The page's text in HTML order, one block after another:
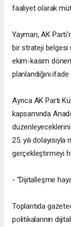
faaliyet olarak
Yayman, AK
bir strateji belgesi
ekim-kasım
planlandığını ifade
Ayrıca AK Parti
kapsamında
25. yılı
gerçekleştirmeyi
- "Dijitalleşme
Toplantıda
politikalarının